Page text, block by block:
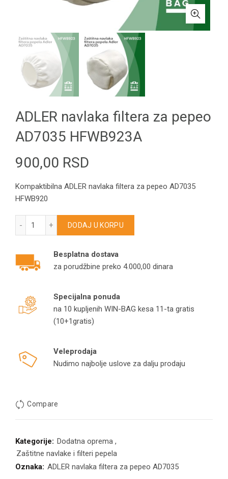
ADLER navlaka filtera za pepeo
AD7035 HFWB923A
900,00 RSD
Kompaktibilna ADLER navlaka filtera za pepeo AD7035
HFWB920
ADLER navlaka filtera za pepeo AD7035 HFWB923A količina
DODAJ U KORPU
Besplatna dostava
za porudžbine preko 4.000,00 dinara
Specijalna ponuda
na 10 kupljenih WIN-BAG kesa 11-ta gratis
(10+1gratis)
Veleprodaja
Nudimo najbolje uslove za dalju prodaju
Compare
Kategorije: Dodatna oprema ,
Zaštitne navlake i filteri pepela
Oznaka: ADLER navlaka filtera za pepeo AD7035